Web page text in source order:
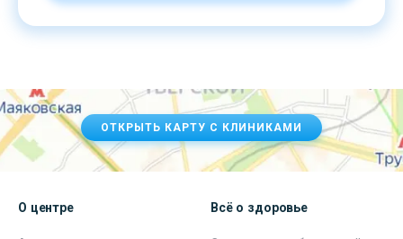
ОТКРЫТЬ КАРТУ С КЛИНИКАМИ
О центре Всё о здоровье